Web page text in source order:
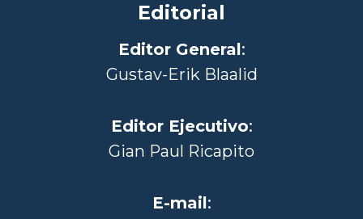
Editorial
Editor General:
Gustav-Erik Blaalid
Editor Ejecutivo:
Gian Paul Ricapito
E-mail: